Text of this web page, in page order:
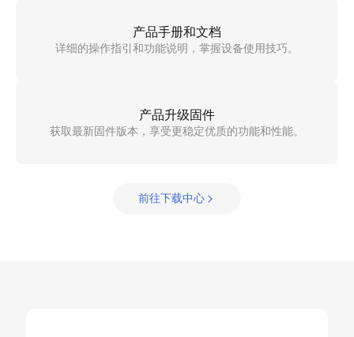
产品手册和文档
详细的操作指引和功能说明，掌握设备使用技巧。
产品升级固件
获取最新固件版本，享受更稳定优质的功能和性能。
前往下载中心